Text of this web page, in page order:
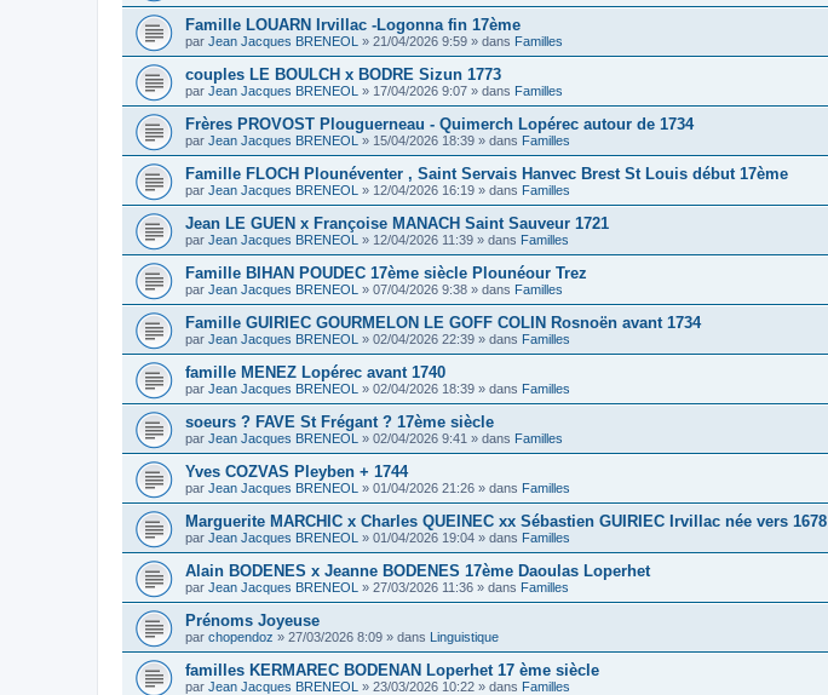
Famille LOUARN Irvillac -Logonna fin 17ème
par Jean Jacques BRENEOL » 21/04/2026 9:59 » dans Familles
couples LE BOULCH x BODRE Sizun 1773
par Jean Jacques BRENEOL » 17/04/2026 9:07 » dans Familles
Frères PROVOST Plouguerneau - Quimerch Lopérec autour de 1734
par Jean Jacques BRENEOL » 15/04/2026 18:39 » dans Familles
Famille FLOCH Plounéventer , Saint Servais Hanvec Brest St Louis début 17ème
par Jean Jacques BRENEOL » 12/04/2026 16:19 » dans Familles
Jean LE GUEN x Françoise MANACH Saint Sauveur 1721
par Jean Jacques BRENEOL » 12/04/2026 11:39 » dans Familles
Famille BIHAN POUDEC 17ème siècle Plounéour Trez
par Jean Jacques BRENEOL » 07/04/2026 9:38 » dans Familles
Famille GUIRIEC GOURMELON LE GOFF COLIN Rosnoën avant 1734
par Jean Jacques BRENEOL » 02/04/2026 22:39 » dans Familles
famille MENEZ Lopérec avant 1740
par Jean Jacques BRENEOL » 02/04/2026 18:39 » dans Familles
soeurs ? FAVE St Frégant ? 17ème siècle
par Jean Jacques BRENEOL » 02/04/2026 9:41 » dans Familles
Yves COZVAS Pleyben + 1744
par Jean Jacques BRENEOL » 01/04/2026 21:26 » dans Familles
Marguerite MARCHIC x Charles QUEINEC xx Sébastien GUIRIEC Irvillac née vers 1678
par Jean Jacques BRENEOL » 01/04/2026 19:04 » dans Familles
Alain BODENES x Jeanne BODENES 17ème Daoulas Loperhet
par Jean Jacques BRENEOL » 27/03/2026 11:36 » dans Familles
Prénoms Joyeuse
par chopendoz » 27/03/2026 8:09 » dans Linguistique
familles KERMAREC BODENAN Loperhet 17 ème siècle
par Jean Jacques BRENEOL » 23/03/2026 10:22 » dans Familles